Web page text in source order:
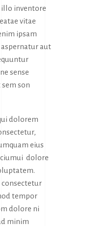
illo inventore
vitae
ipsam
aut
sense
son
dolorem
eius
dolore
consectetur
tempor
dolore ni
minim